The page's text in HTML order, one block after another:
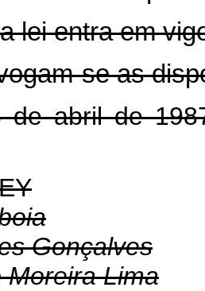
lei entra em
se as
de abril de
Gonçalves
Moreira Lima